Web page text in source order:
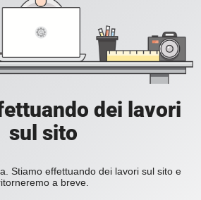
dei lavori
sul sito
Stiamo effettuando dei lavori sul sito e
a breve.